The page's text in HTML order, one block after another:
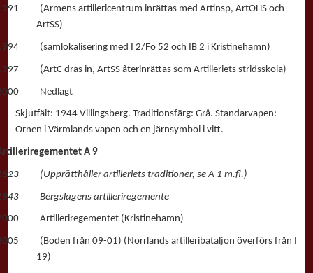
(Armens artillericentrum inrättas med Artinsp, ArtOHS och
ArtSS)
(samlokalisering med I 2/Fo 52 och IB 2 i Kristinehamn)
(ArtC dras in, ArtSS återinrättas som Artilleriets stridsskola)
Nedlagt
Skjutfält: 1944 Villingsberg. Traditionsfärg: Grå. Standarvapen:
Örnen i Värmlands vapen och en järnsymbol i vitt.
A 9
(Upprätthåller artilleriets traditioner, se A 1 m.fl.)
Bergslagens artilleriregemente
Artilleriregementet (Kristinehamn)
(Boden från 09-01) (Norrlands artilleribataljon överförs från I
19)